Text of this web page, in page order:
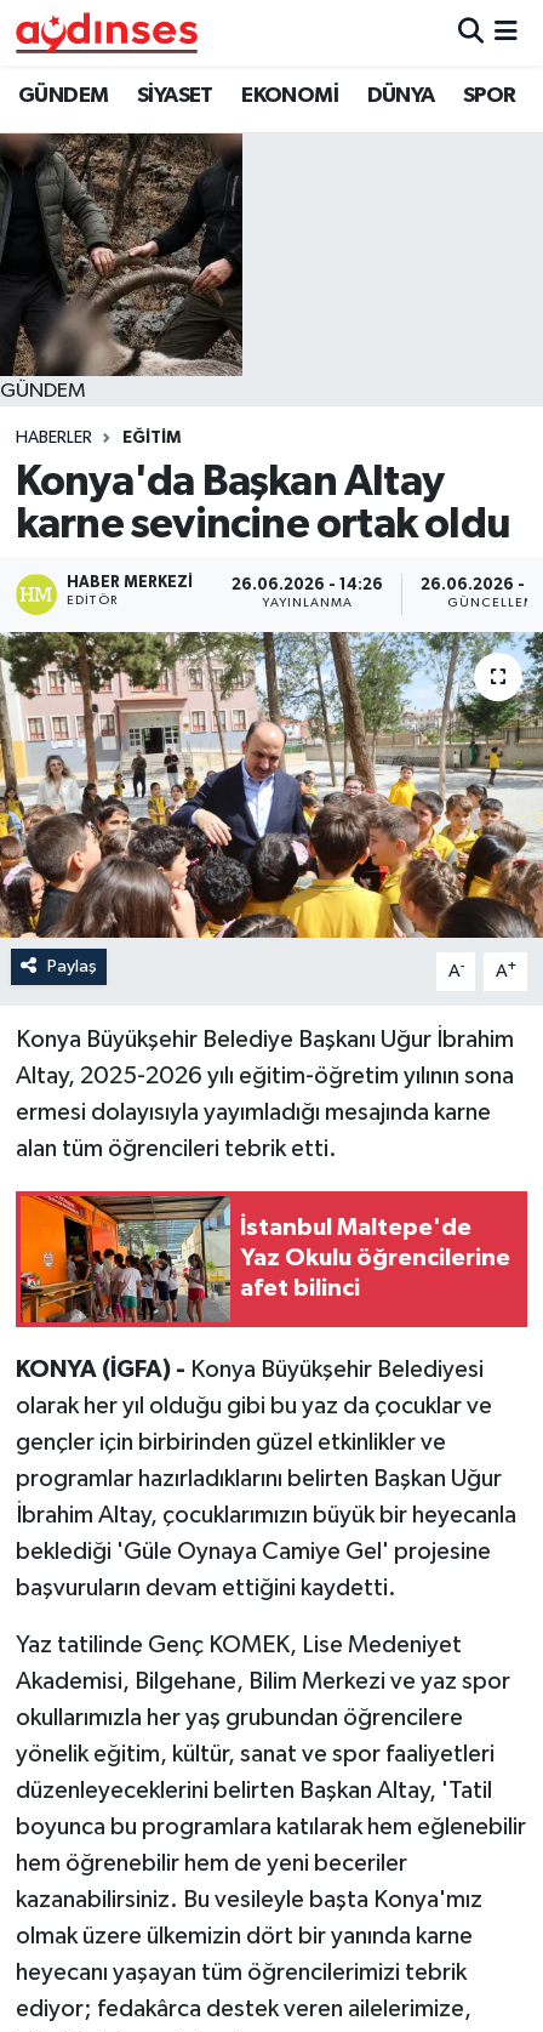
GÜNDEM SİYASET EKONOMİ DÜNYA SPOR
GÜNDEM
HABERLER EĞİTİM
Konya'da Başkan Altay
karne sevincine ortak oldu
HABER MERKEZI
EDITÖR
26.06.2026 - 14:26
YAYINLANMA
26.06.2026 -
Paylaş A- A+
Konya Büyükşehir Belediye Başkanı Uğur İbrahim
Altay, 2025-2026 yılı eğitim-öğretim yılının sona
ermesi dolayısıyla yayımladığı mesajında karne
alan tüm öğrencileri tebrik etti.
İstanbul Maltepe'de
Yaz Okulu öğrencilerine
afet bilinci
KONYA (İGFA) - Konya Büyükşehir Belediyesi
olarak her yıl olduğu gibi bu yaz da çocuklar ve
gençler için birbirinden güzel etkinlikler ve
programlar hazırladıklarını belirten Başkan Uğur
İbrahim Altay, çocuklarımızın büyük bir heyecanla
beklediği 'Güle Oynaya Camiye Gel' projesine
başvuruların devam ettiğini kaydetti.
Yaz tatilinde Genç KOMEK, Lise Medeniyet
Akademisi, Bilgehane, Bilim Merkezi ve yaz spor
okullarımızla her yaş grubundan öğrencilere
yönelik eğitim, kültür, sanat ve spor faaliyetleri
düzenleyeceklerini belirten Başkan Altay, 'Tatil
boyunca bu programlara katılarak hem eğlenebilir
hem öğrenebilir hem de yeni beceriler
kazanabilirsiniz. Bu vesileyle başta Konya'mız
olmak üzere ülkemizin dört bir yanında karne
heyecanı yaşayan tüm öğrencilerimizi tebrik
ediyor; fedakârca destek veren ailelerimize,
GÜNDEM
SİYASET
EKONOMİ
DÜNYA
SPOR
MAGAZİN
YAŞAM
Nöbetçi Eczaneler
Hava Durumu
Aydin Namaz Vakitleri
Trafik Durumu
Süper Lig Puan Durumu ve Fikstür
Tüm Manşetler
Son Dakika Haberleri
Haber Arşivi